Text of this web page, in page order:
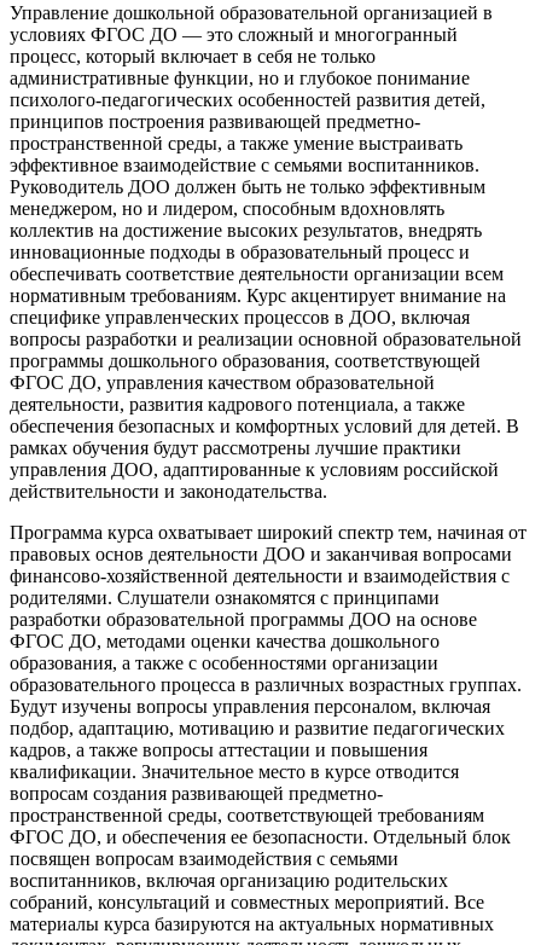
Управление дошкольной образовательной организацией в
условиях ФГОС ДО — это сложный и многогранный
процесс, который включает в себя не только
административные функции, но и глубокое понимание
психолого-педагогических особенностей развития детей,
принципов построения развивающей предметно-
пространственной среды, а также умение выстраивать
эффективное взаимодействие с семьями воспитанников.
Руководитель ДОО должен быть не только эффективным
менеджером, но и лидером, способным вдохновлять
коллектив на достижение высоких результатов, внедрять
инновационные подходы в образовательный процесс и
обеспечивать соответствие деятельности организации всем
нормативным требованиям. Курс акцентирует внимание на
специфике управленческих процессов в ДОО, включая
вопросы разработки и реализации основной образовательной
программы дошкольного образования, соответствующей
ФГОС ДО, управления качеством образовательной
деятельности, развития кадрового потенциала, а также
обеспечения безопасных и комфортных условий для детей. В
рамках обучения будут рассмотрены лучшие практики
управления ДОО, адаптированные к условиям российской
действительности и законодательства.
Программа курса охватывает широкий спектр тем, начиная от
правовых основ деятельности ДОО и заканчивая вопросами
финансово-хозяйственной деятельности и взаимодействия с
родителями. Слушатели ознакомятся с принципами
разработки образовательной программы ДОО на основе
ФГОС ДО, методами оценки качества дошкольного
образования, а также с особенностями организации
образовательного процесса в различных возрастных группах.
Будут изучены вопросы управления персоналом, включая
подбор, адаптацию, мотивацию и развитие педагогических
кадров, а также вопросы аттестации и повышения
квалификации. Значительное место в курсе отводится
вопросам создания развивающей предметно-
пространственной среды, соответствующей требованиям
ФГОС ДО, и обеспечения ее безопасности. Отдельный блок
посвящен вопросам взаимодействия с семьями
воспитанников, включая организацию родительских
собраний, консультаций и совместных мероприятий. Все
материалы курса базируются на актуальных нормативных